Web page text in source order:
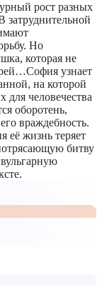
рост разных
Но
которая не
узнает
на которой
для человечества
оборотень,
враждебность.
её жизнь теряет
битву